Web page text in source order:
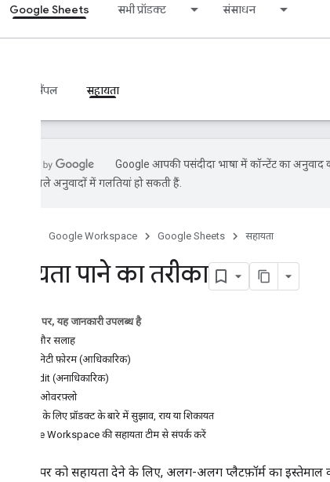
Google Sheets सभी प्रॉडक्ट संसाधन
सैंपल सहायता
Google आपकी पसंदीदा भाषा में कॉन्टेंट का
एआई से मिले अनुवादों में गलतियां हो सकती हैं.
Google Workspace Google Sheets सहायता
सहायता पाने का तरीका
इस पेज पर, यह जानकारी उपलब्ध है
सवाल और सलाह
कम्यूनिटी फ़ोरम (आधिकारिक)
Reddit (अनाधिकारिक)
स्टैक ओवरफ़्लो
डेवलपर के लिए प्रॉडक्ट के बारे में सुझाव, राय या शिकायत
Google Workspace की सहायता टीम से संपर्क करें
हम डेवलपर को सहायता देने के लिए, अलग-अलग प्लैटफ़ॉर्म का इस्तेमाल